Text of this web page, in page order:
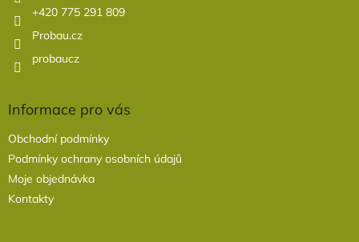
+420 775 291 809
Probau.cz
probaucz
Informace pro vás
Obchodní podmínky
Podmínky ochrany osobních údajů
Moje objednávka
Kontakty